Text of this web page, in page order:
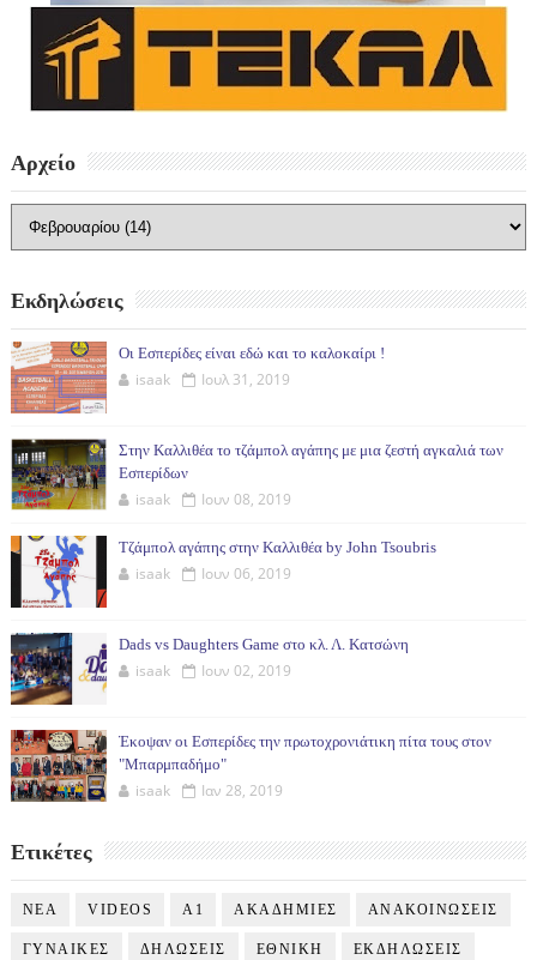
Αρχείο
Εκδηλώσεις
Οι Εσπερίδες είναι εδώ και το καλοκαίρι !
isaak Ιουλ 31, 2019
Στην Καλλιθέα το τζάμπολ αγάπης με μια ζεστή αγκαλιά των
Εσπερίδων
isaak Ιουν 08, 2019
Τζάμπολ αγάπης στην Καλλιθέα by John Tsoubris
isaak Ιουν 06, 2019
Dads vs Daughters Game στο κλ. Λ. Κατσώνη
isaak Ιουν 02, 2019
Έκοψαν οι Εσπερίδες την πρωτοχρονιάτικη πίτα τους στον
"Μπαρμπαδήμο"
isaak Ιαν 28, 2019
Ετικέτες
NEA VIDEOS Α1 ΑΚΑΔΗΜΙΕΣ ΑΝΑΚΟΙΝΩΣΕΙΣ
ΓΥΝΑΙΚΕΣ ΔΗΛΩΣΕΙΣ ΕΘΝΙΚΗ ΕΚΔΗΛΩΣΕΙΣ